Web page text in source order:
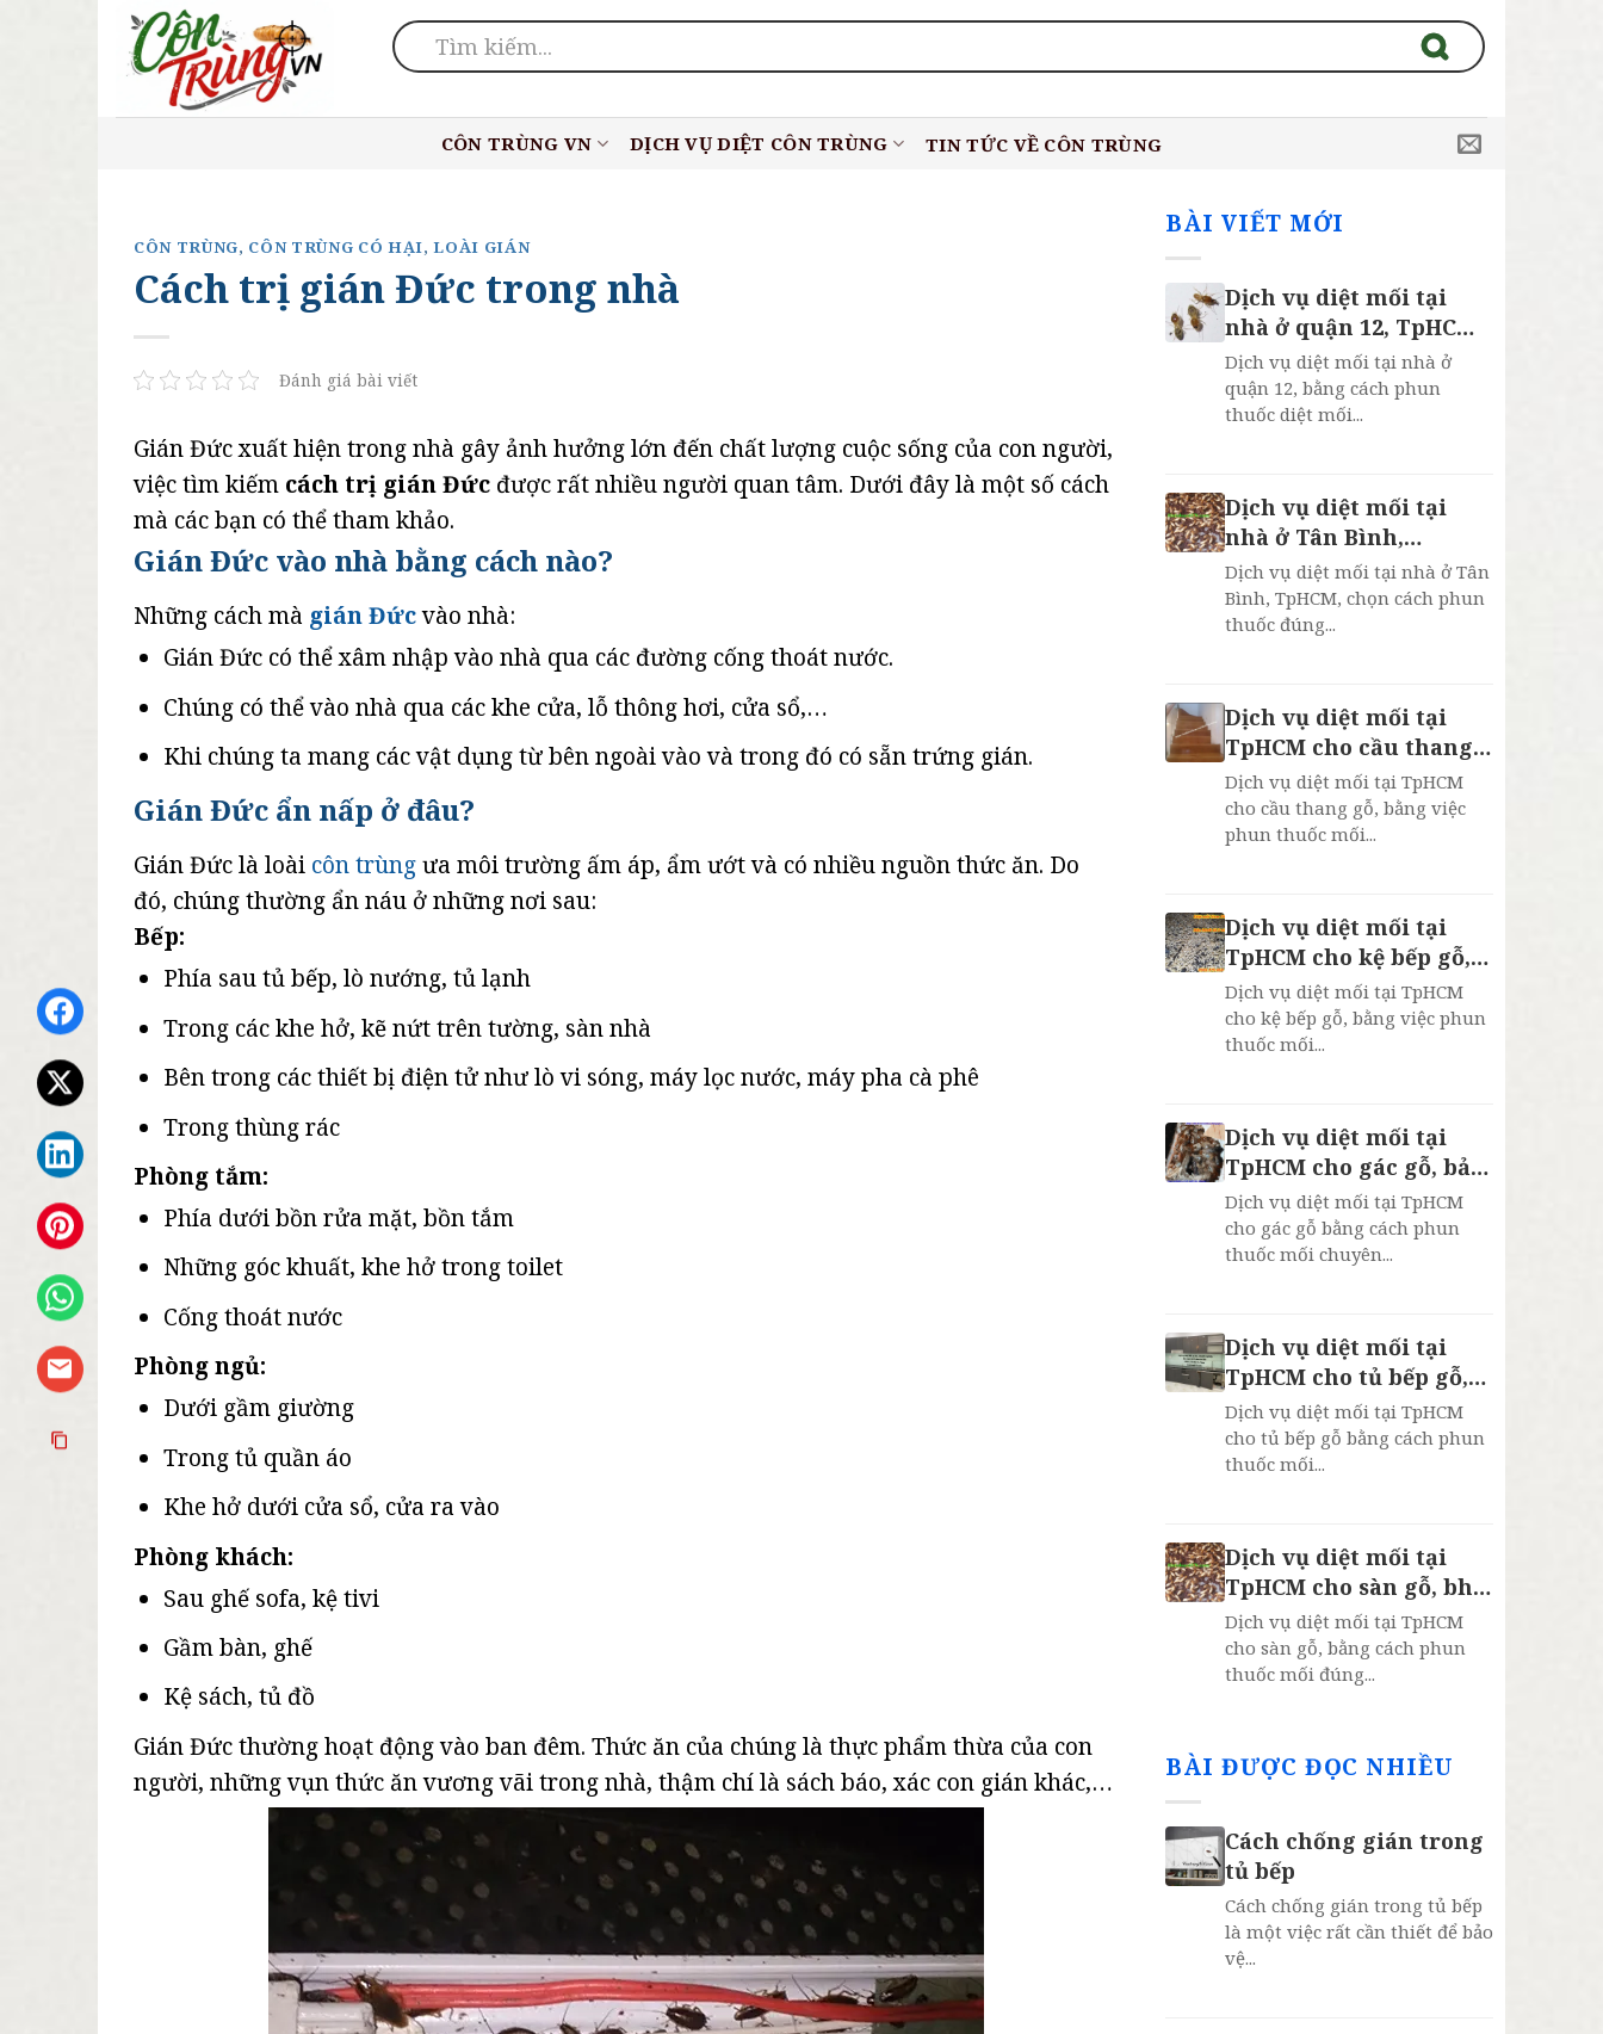
Skip
content
CÔN TRÙNG VN DỊCH VỤ DIỆT CÔN TRÙNG TIN TỨC VỀ CÔN TRÙNG
CÔN TRÙNG, CÔN TRÙNG CÓ HẠI,LOÀI GIÁN
Cách trị gián Đức trong nhà
Đánh giá bài viết
Gián Đức xuất hiện trong nhà gây ảnh hưởng lớn đến chất lượng cuộc sống của con người,
việc tìm kiếm cách trị gián Đức được rất nhiều người quan tâm. Dưới đây là một số cách
mà các bạn có thể tham khảo.
Gián Đức vào nhà bằng cách nào?
Những cách mà gián Đứcvào nhà:
Gián Đức có thể xâm nhập vào nhà qua các đường cống thoát nước.
Chúng có thể vào nhà qua các khe cửa, lỗ thông hơi, cửa sổ,…
Khi chúng ta mang các vật dụng từ bên ngoài vào và trong đó có sẵn trứng gián.
Gián Đức ẩn nấp ở đâu?
Gián Đức là loài côn trùngưa môi trường ấm áp, ẩm ướt và có nhiều nguồn thức ăn. Do
đó, chúng thường ẩn náu ở những nơi sau:
Bếp:
Phía sau tủ bếp, lò nướng, tủ lạnh
Trong các khe hở, kẽ nứt trên tường, sàn nhà
Bên trong các thiết bị điện tử như lò vi sóng, máy lọc nước, máy pha cà phê
Trong thùng rác
Phòng tắm:
Phía dưới bồn rửa mặt, bồn tắm
Những góc khuất, khe hở trong toilet
Cống thoát nước
Phòng ngủ:
Dưới gầm giường
Trong tủ quần áo
Khe hở dưới cửa sổ, cửa ra vào
Phòng khách:
Sau ghế sofa, kệ tivi
Gầm bàn, ghế
Kệ sách, tủ đồ
Gián Đức thường hoạt động vào ban đêm. Thức ăn của chúng là thực phẩm thừa của con
người, những vụn thức ăn vương vãi trong nhà, thậm chí là sách báo, xác con gián khác,…
BÀI VIẾT MỚI
Dịch vụ diệt mối tại
nhà ở quận 12, TpHCM,
Bảo Hành 2 Năm
Dịch vụ diệt mối tại nhà ở
quận 12, bằng cách phun
thuốc diệt mối...
Dịch vụ diệt mối tại
nhà ở Tân Bình,
TpHCM, bảo hành 2
năm
Dịch vụ diệt mối tại nhà ở Tân
Bình, TpHCM, chọn cách phun
thuốc đúng...
Dịch vụ diệt mối tại
TpHCM cho cầu thang
gỗ, bh 2 năm
Dịch vụ diệt mối tại TpHCM
cho cầu thang gỗ, bằng việc
phun thuốc mối...
Dịch vụ diệt mối tại
TpHCM cho kệ bếp gỗ,
bh 2 năm
Dịch vụ diệt mối tại TpHCM
cho kệ bếp gỗ, bằng việc phun
thuốc mối...
Dịch vụ diệt mối tại
TpHCM cho gác gỗ, bảo
hành 2 năm
Dịch vụ diệt mối tại TpHCM
cho gác gỗ bằng cách phun
thuốc mối chuyên...
Dịch vụ diệt mối tại
TpHCM cho tủ bếp gỗ,
bh 2 năm
Dịch vụ diệt mối tại TpHCM
cho tủ bếp gỗ bằng cách phun
thuốc mối...
Dịch vụ diệt mối tại
TpHCM cho sàn gỗ, bh 2
năm
Dịch vụ diệt mối tại TpHCM
cho sàn gỗ, bằng cách phun
thuốc mối đúng...
BÀI ĐƯỢC ĐỌC NHIỀU
Cách chống gián trong
tủ bếp
Cách chống gián trong tủ bếp
là một việc rất cần thiết để bảo
vệ...